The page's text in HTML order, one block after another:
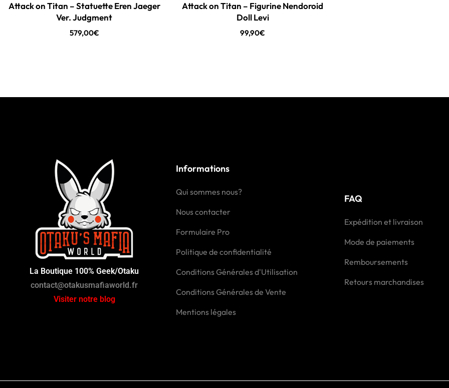
Attack on Titan – Statuette Eren Jaeger
Ver. Judgment
579,00€
Attack on Titan – Figurine Nendoroid
Doll Levi
99,90€
La Boutique 100% Geek/Otaku
contact@otakusmafiaworld.fr
Visiter notre blog
Informations
Qui sommes nous?
Nous contacter
Formulaire Pro
Politique de confidentialité
Conditions Générales d'Utilisation
Conditions Générales de Vente
Mentions légales
FAQ
Expédition et livraison
Mode de paiements
Remboursements
Retours marchandises